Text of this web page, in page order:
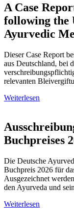
A Case
following the
Ayurvedic
Dieser Case Report
aus Deutschland, bei
relevanten
Weiterlesen
Buchpreises
Die Deutsche
Buchpreis 2026 für
Ausgezeichnet
den Ayurveda und
Weiterlesen